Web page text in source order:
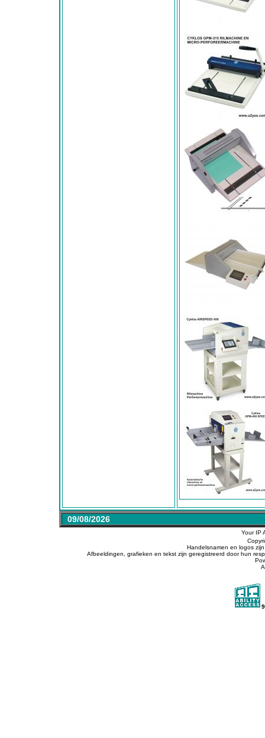
09/08/2026
Your IP
Handelsnamen en logos
Afbeeldingen, grafieken en tekst zijn geregistreerd door hun